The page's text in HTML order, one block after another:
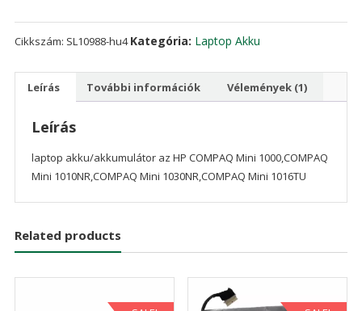
Mini
1030NR,COMPAQ
Mini
mennyiség
Cikkszám: SL10988-hu4 Kategória: Laptop Akku
Leírás További információk Vélemények (1)
Leírás
laptop akku/akkumulátor az HP COMPAQ Mini 1000,COMPAQ
Mini 1010NR,COMPAQ Mini 1030NR,COMPAQ Mini 1016TU
Related products